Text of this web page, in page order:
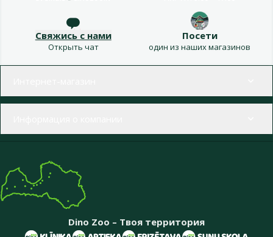
Свяжись с нами
Открыть чат
Посети
один из наших магазинов
Dino Zoo – Твоя территория